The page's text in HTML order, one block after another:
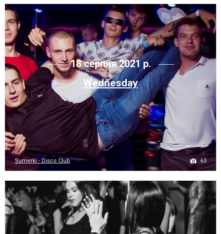
18 серпня 2021 р.
Wednesday
Sumerki - Disco Club 63